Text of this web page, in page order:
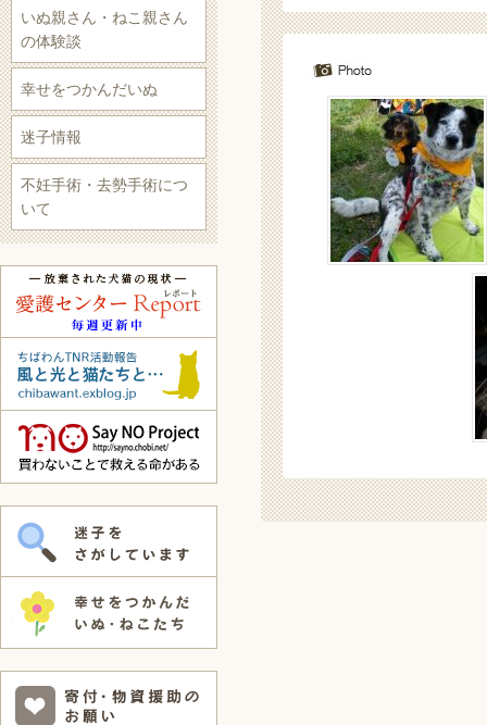
いぬ親さん・ねこ親さん
の体験談
幸せをつかんだいぬ
迷子情報
不妊手術・去勢手術につ
いて